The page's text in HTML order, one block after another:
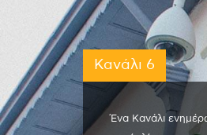
Κανάλι 6
Ένα Κανάλι